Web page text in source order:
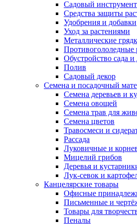
Садовый инструмент
Средства защиты
Удобрения и добавки
Уход за растениями
Металлические
Противогололедные
Обустройство сада и
Полив
Садовый декор
Семена и посадочный
Семена деревьев и
Семена овощей
Семена трав для
Семена цветов
Травосмеси и
Рассада
Луковичные и
Мицелий грибов
Деревья и
Лук-севок и
Канцелярские товары
Офисные
Письменные и
Товары для
Пеналы